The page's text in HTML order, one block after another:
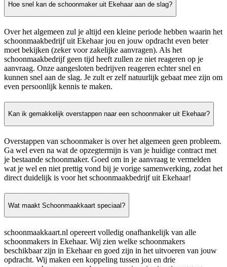
Hoe snel kan de schoonmaker uit Ekehaar aan de slag?
Over het algemeen zul je altijd een kleine periode hebben waarin het
schoonmaakbedrijf uit Ekehaar jou en jouw opdracht even beter
moet bekijken (zeker voor zakelijke aanvragen). Als het
schoonmaakbedrijf geen tijd heeft zullen ze niet reageren op je
aanvraag. Onze aangesloten bedrijven reageren echter snel en
kunnen snel aan de slag. Je zult er zelf natuurlijk gebaat mee zijn om
even persoonlijk kennis te maken.
Kan ik gemakkelijk overstappen naar een schoonmaker uit Ekehaar?
Overstappen van schoonmaker is over het algemeen geen probleem.
Ga wel even na wat de opzegtermijn is van je huidige contract met
je bestaande schoonmaker. Goed om in je aanvraag te vermelden
wat je wel en niet prettig vond bij je vorige samenwerking, zodat het
direct duidelijk is voor het schoonmaakbedrijf uit Ekehaar!
Wat maakt Schoonmaakkaart speciaal?
schoonmaakkaart.nl opereert volledig onafhankelijk van alle
schoonmakers in Ekehaar. Wij zien welke schoonmakers
beschikbaar zijn in Ekehaar en goed zijn in het uitvoeren van jouw
opdracht. Wij maken een koppeling tussen jou en drie